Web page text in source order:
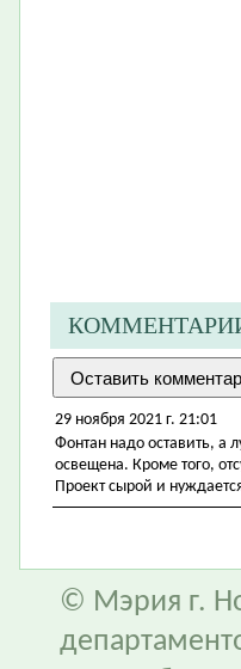
29 ноября 2021 г. 21:01
Фонтан надо оставить, а
освещена. Кроме того,
Проект сырой и
© Мэрия г.